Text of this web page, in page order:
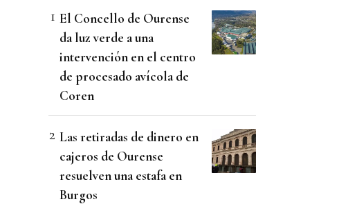
El Concello de Ourense
da luz verde a una
intervención en el centro
de procesado avícola de
Coren
Las retiradas de dinero en
cajeros de Ourense
resuelven una estafa en
Burgos